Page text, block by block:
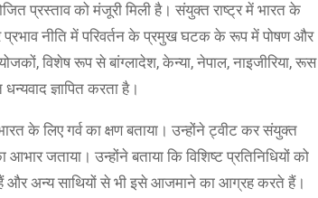
प्रस्ताव को मंजूरी मिली है। संयुक्त राष्ट्र में भारत के
नीति में परिवर्तन के प्रमुख घटक के रूप में पोषण और
विशेष रूप से बांग्लादेश, केन्या, नेपाल, नाइजीरिया, रूस
ज्ञापित करता है।
के लिए गर्व का क्षण बताया। उन्होंने ट्वीट कर संयुक्त
जताया। उन्होंने बताया कि विशिष्ट प्रतिनिधियों को
हैं और अन्य साथियों से भी इसे आजमाने का आग्रह करते हैं।